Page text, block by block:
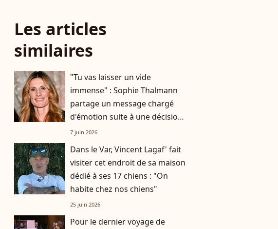
Les articles
similaires
"Tu vas laisser un vide
immense" : Sophie Thalmann
partage un message chargé
d'émotion suite à une décision
qu'elle n'aurait jamais voulu
7 juin 2026
Dans le Var, Vincent Lagaf' fait
visiter cet endroit de sa maison
dédié à ses 17 chiens : "On
habite chez nos chiens"
25 juin 2026
Pour le dernier voyage de